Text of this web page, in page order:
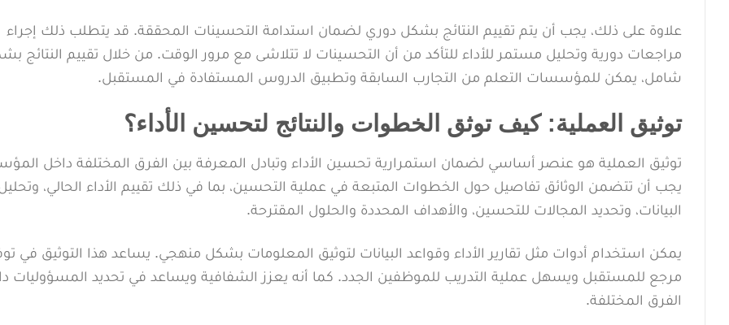
علاوة على ذلك، يجب أن يتم تقييم النتائج بشكل دوري لضمان استدامة التحسينات المحققة. قد يتطلب ذلك إجراء
مراجعات دورية وتحليل مستمر للأداء للتأكد من أن التحسينات لا تتلاشى مع مرور الوقت. من خلال تقييم النتائج
شامل، يمكن للمؤسسات التعلم من التجارب السابقة وتطبيق الدروس المستفادة في المستقبل.
توثيق العملية: كيف توثق الخطوات والنتائج لتحسين الأداء؟
توثيق العملية هو عنصر أساسي لضمان استمرارية تحسين الأداء وتبادل المعرفة بين الفرق المختلفة داخل
يجب أن تتضمن الوثائق تفاصيل حول الخطوات المتبعة في عملية التحسين، بما في ذلك تقييم الأداء الحالي،
البيانات، وتحديد المجالات للتحسين، والأهداف المحددة والحلول المقترحة.
يمكن استخدام أدوات مثل تقارير الأداء وقواعد البيانات لتوثيق المعلومات بشكل منهجي. يساعد هذا التوثيق في
مرجع للمستقبل ويسهل عملية التدريب للموظفين الجدد. كما أنه يعزز الشفافية ويساعد في تحديد المسؤوليات
الفرق المختلفة.